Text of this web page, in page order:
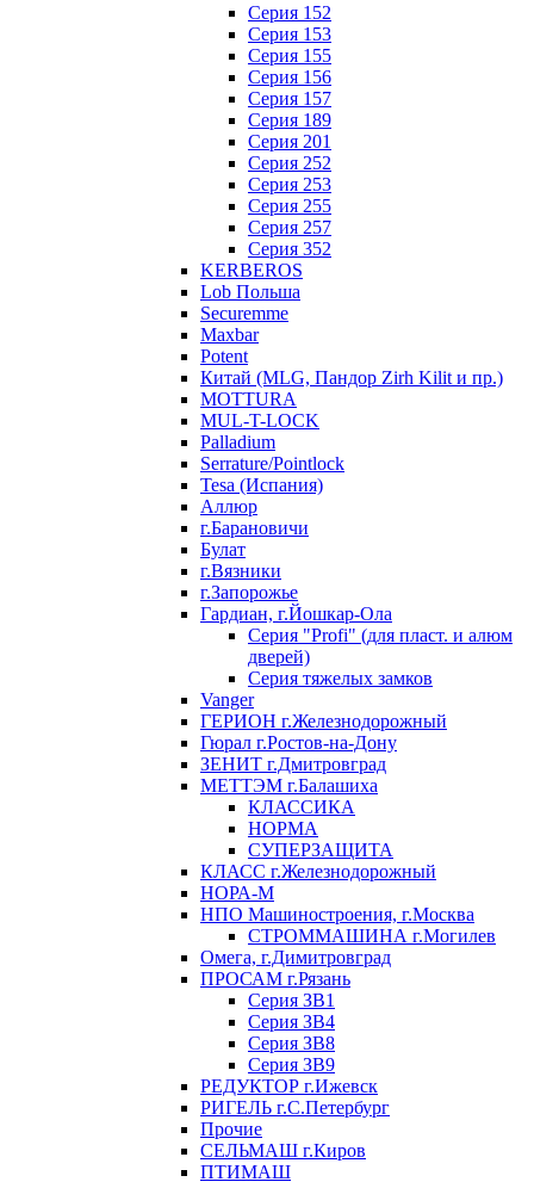
Серия 152
Серия 153
Серия 155
Серия 156
Серия 157
Серия 189
Серия 201
Серия 252
Серия 253
Серия 255
Серия 257
Серия 352
KERBEROS
Lob Польша
Securemme
Maxbar
Potent
Китай (MLG, Пандор Zirh Kilit и пр.)
MOTTURA
MUL-T-LOCK
Palladium
Serrature/Pointlock
Tesa (Испания)
Аллюр
г.Барановичи
Булат
г.Вязники
г.Запорожье
Гардиан, г.Йошкар-Ола
Серия "Profi" (для пласт. и алюм
дверей)
Серия тяжелых замков
Vanger
ГЕРИОН г.Железнодорожный
Гюрал г.Ростов-на-Дону
ЗЕНИТ г.Дмитровград
МЕТТЭМ г.Балашиха
КЛАССИКА
НОРМА
СУПЕРЗАЩИТА
КЛАСС г.Железнодорожный
НОРА-М
НПО Машиностроения, г.Москва
СТРОММАШИНА г.Могилев
Омега, г.Димитровград
ПРОСАМ г.Рязань
Серия ЗВ1
Серия ЗВ4
Серия ЗВ8
Серия ЗВ9
РЕДУКТОР г.Ижевск
РИГЕЛЬ г.С.Петербург
Прочие
СЕЛЬМАШ г.Киров
ПТИМАШ